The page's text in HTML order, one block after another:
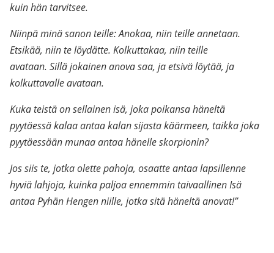
kuin hän tarvitsee.
Niinpä minä sanon teille: Anokaa, niin teille annetaan.
Etsikää, niin te löydätte. Kolkuttakaa, niin teille
avataan. Sillä jokainen anova saa, ja etsivä löytää, ja
kolkuttavalle avataan.
Kuka teistä on sellainen isä, joka poikansa häneltä
pyytäessä kalaa antaa kalan sijasta käärmeen, taikka joka
pyytäessään munaa antaa hänelle skorpionin?
Jos siis te, jotka olette pahoja, osaatte antaa lapsillenne
hyviä lahjoja, kuinka paljoa ennemmin taivaallinen Isä
antaa Pyhän Hengen niille, jotka sitä häneltä anovat!”